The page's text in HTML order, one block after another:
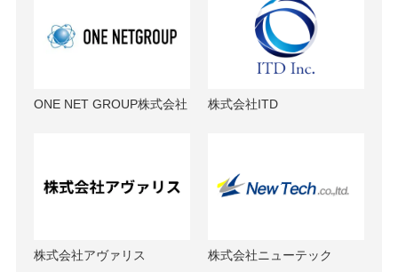
ONE NET GROUP株式会社 株式会社ITD
株式会社アヴァリス 株式会社ニューテック